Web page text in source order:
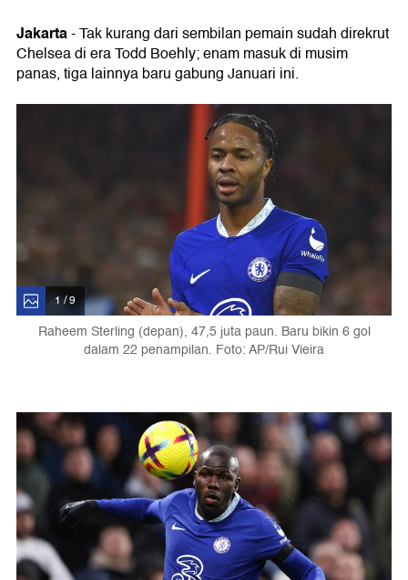
Jakarta- Tak kurang dari sembilan pemain sudah direkrut
Chelsea di era Todd Boehly; enam masuk di musim
panas, tiga lainnya baru gabung Januari ini.
1 / 9
Raheem Sterling (depan), 47,5 juta paun. Baru bikin 6 gol
dalam 22 penampilan. Foto: AP/Rui Vieira